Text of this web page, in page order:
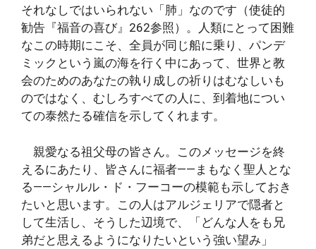
それなしではいられない「肺」なのです（使徒的
勧告『福音の喜び』262参照）。人類にとって困難
なこの時期にこそ、全員が同じ船に乗り、パンデ
ミックという嵐の海を行く中にあって、世界と教
会のためのあなたの執り成しの祈りはむなしいも
のではなく、むしろすべての人に、到着地につい
ての泰然たる確信を示してくれます。
親愛なる祖父母の皆さん。このメッセージを終
えるにあたり、皆さんに福者――まもなく聖人とな
る――シャルル・ド・フーコーの模範も示しておき
たいと思います。この人はアルジェリアで隠者と
して生活し、そうした辺境で、「どんな人をも兄
弟だと思えるようになりたいという強い望み」